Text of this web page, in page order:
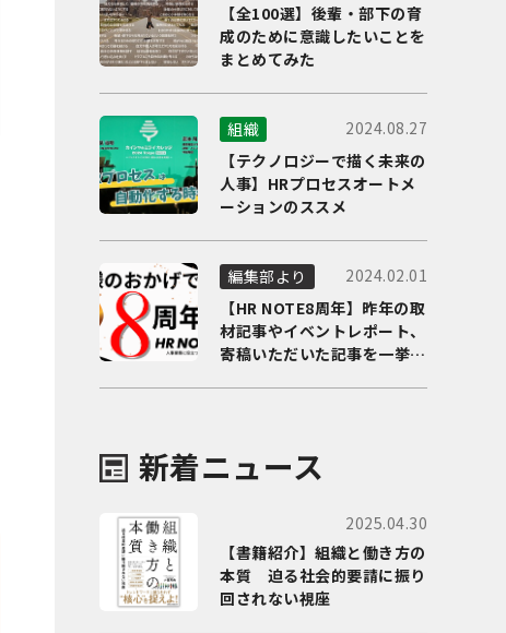
【全100選】後輩・部下の育
成のために意識したいことを
まとめてみた
組織
2024.08.27
【テクノロジーで描く未来の
人事】HRプロセスオートメ
ーションのススメ
編集部より
2024.02.01
【HR NOTE8周年】昨年の取
材記事やイベントレポート、
寄稿いただいた記事を一挙に
新着ニュース
2025.04.30
【書籍紹介】組織と働き方の
本質 迫る社会的要請に振り
回されない視座